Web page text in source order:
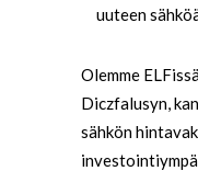
uuteen
Olemme
Diczfalusyn,
sähkön